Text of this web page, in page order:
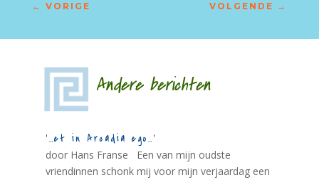
← VORIGE VOLGENDE →
Andere berichten
‘…et in Arcadia ego…’
door Hans Franse Een van mijn oudste
vriendinnen schonk mij voor mijn verjaardag een